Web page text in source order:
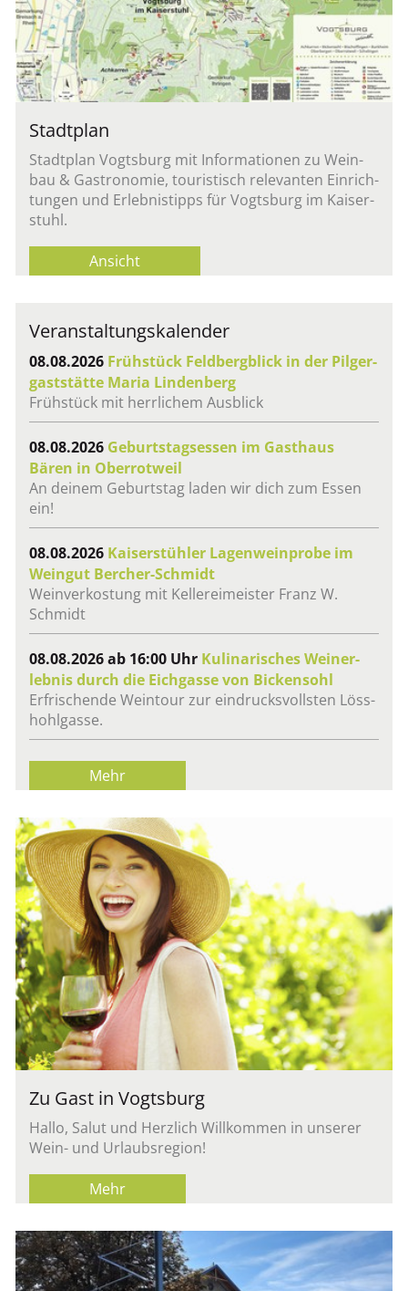
Stadt­plan
Stadt­plan Vogts­burg mit In­for­ma­tio­nen zu Wein­
bau & Gas­tro­no­mie, tou­ris­tisch re­le­van­ten Ein­rich­
tun­gen und Er­leb­nis­tipps für Vogts­burg im Kai­ser­
stuhl.
An­sicht
Ver­an­stal­tungs­ka­len­der
08.08.2026 Früh­stück Feld­berg­blick in der Pil­ger­
gast­stät­te Maria Lin­den­berg
Früh­stück mit herr­li­chem Aus­blick
08.08.2026 Ge­burts­tags­es­sen im Gast­haus
Bären in Ober­rot­weil
An dei­nem Ge­burts­tag laden wir dich zum Essen
ein!
08.08.2026 Kai­ser­stüh­ler La­gen­wein­pro­be im
Wein­gut Ber­cher-Schmidt
Wein­ver­kos­tung mit Kel­ler­ei­meis­ter Franz W.
Schmidt
08.08.2026 ab 16:00 Uhr Ku­li­na­ri­sches Wei­n­er­
leb­nis durch die Eich­gas­se von Bi­cken­sohl
Er­fri­schen­de Wein­tour zur ein­drucks­volls­ten Löss­
hohl­gas­se.
Mehr
Zu Gast in Vogts­burg
Hallo, Salut und Herz­lich Will­kom­men in un­se­rer
Wein- und Ur­laubs­re­gi­on!
Mehr